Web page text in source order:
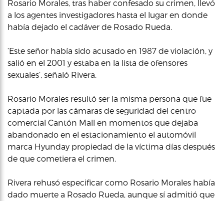
Rosario Morales, tras haber confesado su crimen, llevó
a los agentes investigadores hasta el lugar en donde
había dejado el cadáver de Rosado Rueda.
‘Este señor había sido acusado en 1987 de violación, y
salió en el 2001 y estaba en la lista de ofensores
sexuales’, señaló Rivera.
Rosario Morales resultó ser la misma persona que fue
captada por las cámaras de seguridad del centro
comercial Cantón Mall en momentos que dejaba
abandonado en el estacionamiento el automóvil
marca Hyunday propiedad de la víctima días después
de que cometiera el crimen.
Rivera rehusó especificar como Rosario Morales había
dado muerte a Rosado Rueda, aunque sí admitió que